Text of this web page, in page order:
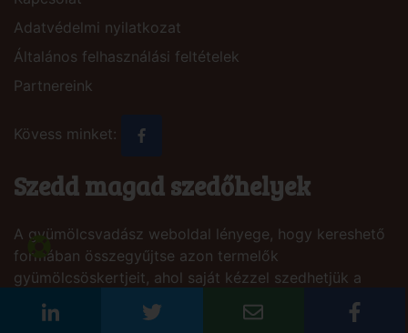
Adatvédelmi nyilatkozat
Általános felhasználási feltételek
Partnereink
Kövess minket:
Szedd magad szedőhelyek
A gyümölcsvadász weboldal lényege, hogy kereshető
formában összegyűjtse azon termelők
gyümölcsöskertjeit, ahol saját kézzel szedhetjük a
finom gyümölcsöket zöldségeket. A termelőknek a
weboldalon a megjelenés ingyenes és az is marad.